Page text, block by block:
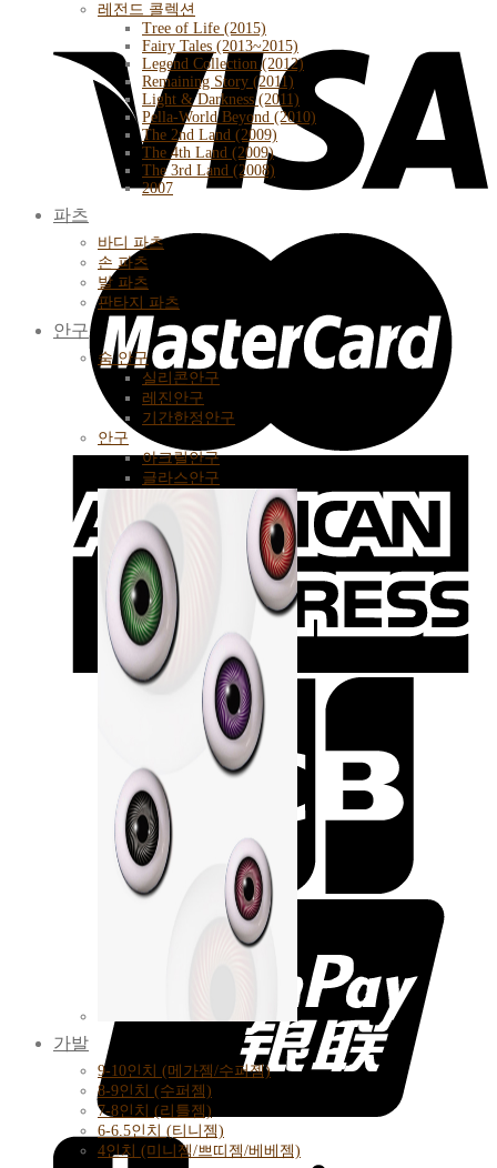
레전드 콜렉션
Tree of Life (2015)
Fairy Tales (2013~2015)
Legend Collection (2012)
Remaining Story (2011)
Light & Darkness (2011)
Pella-World Beyond (2010)
The 2nd Land (2009)
The 4th Land (2009)
The 3rd Land (2008)
2007
파츠
바디 파츠
손 파츠
발 파츠
판타지 파츠
안구
숨 안구
실리콘안구
레진안구
기간한정안구
안구
아크릴안구
글라스안구
가발
9-10인치 (메가젬/수퍼젬)
8-9인치 (수퍼젬)
7-8인치 (리틀젬)
6-6.5인치 (티니젬)
4인치 (미니젬/쁘띠젬/베베젬)